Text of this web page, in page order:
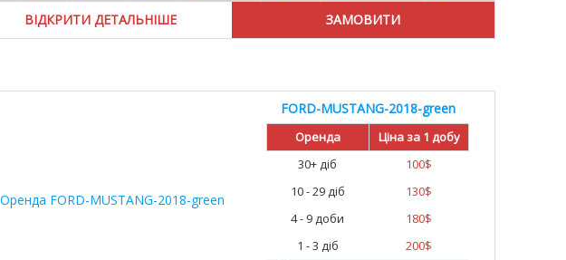
ВІДКРИТИ ДЕТАЛЬНІШЕ
FORD-MUSTANG-2018-green
Оренда
Ціна за 1 добу
30+ діб
100$
10 - 29 діб
130$
4 - 9 доби
180$
1 - 3 діб
200$